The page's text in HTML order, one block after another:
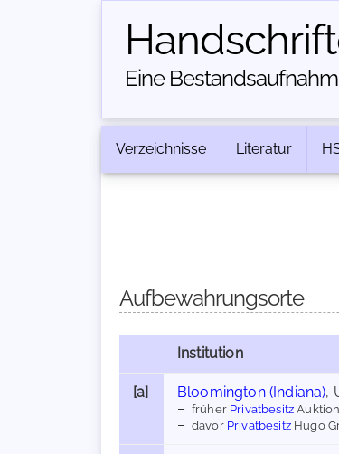
Eine
Verzeichnisse Literatur
Aufbewahrungsorte
Institution
[a] Bloomington (Indiana),
früher Privatbesitz
davor PrivatbesitzHugo